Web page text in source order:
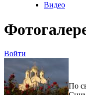
Видео
Войти
По